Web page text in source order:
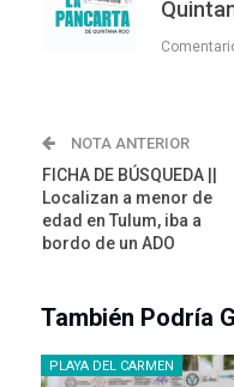
NOTA ANTERIOR
FICHA DE BÚSQUEDA ||
Localizan a menor de
edad en Tulum, iba a
bordo de un ADO
También Podría
PLAYA DEL CARMEN